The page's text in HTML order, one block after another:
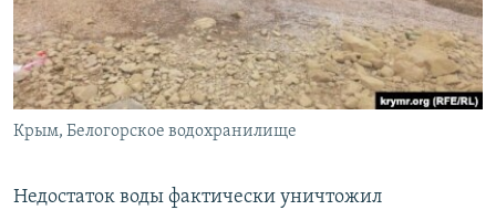
ПОБЕДИТЕЛЕЙ НЕ СУДЯТ?
КРЫМ.НЕПОКОРЕННЫЙ
ELIFBE
УКРАИНСКАЯ ПРОБЛЕМА КРЫМА
ПРИСОЕДИНЯЙТЕСЬ!
Крым, Белогорское водохранилище
Недостаток воды фактически уничтожил